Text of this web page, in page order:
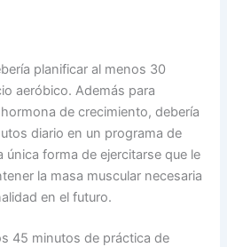
planificar al menos 30
aeróbico. Además para
de crecimiento, debería
diario en un programa de
única forma de ejercitarse que le
la masa muscular necesaria
en el futuro.
45 minutos de práctica de